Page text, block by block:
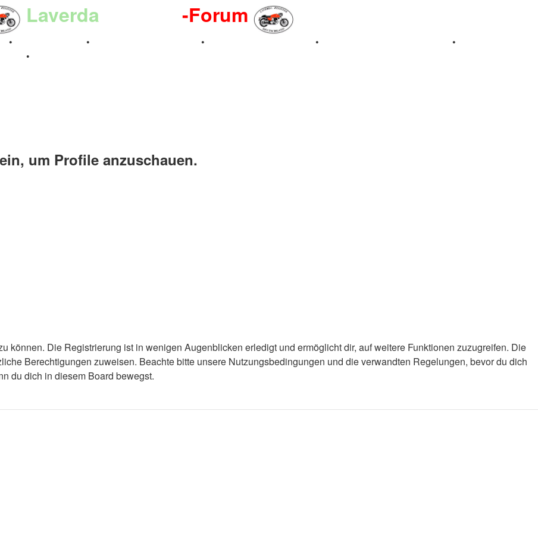
Laverda -Forum
• • • • •
•
um Profile anzuschauen.
können. Die Registrierung ist in wenigen Augenblicken erledigt und ermöglicht dir, auf weitere Funktionen zuzugreifen. Die
Berechtigungen zuweisen. Beachte bitte unsere Nutzungsbedingungen und die verwandten Regelungen, bevor du dich
du dich in diesem Board bewegst.